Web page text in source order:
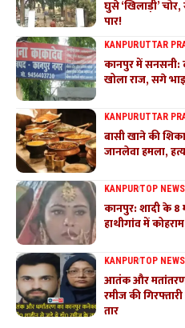
घुसे ‘खिलाड़ी’
पार!
KANPURUTTAR
कानपुर में सनसनी:
खोला राज, सगे
KANPURUTTAR
बासी खाने की
जानलेवा हमला,
KANPURTOP NEWS
कानपुर: शादी के 8
हाथीगांव में
KANPURTOP NEWS
आतंक और मतांतरण
रमीज की
तार